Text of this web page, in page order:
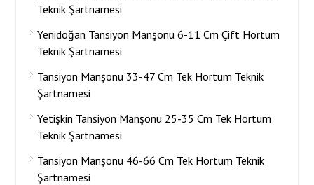
Teknik Şartnamesi
Yenidoğan Tansiyon Manşonu 6-11 Cm Çift Hortum
Teknik Şartnamesi
Tansiyon Manşonu 33-47 Cm Tek Hortum Teknik
Şartnamesi
Yetişkin Tansiyon Manşonu 25-35 Cm Tek Hortum
Teknik Şartnamesi
Tansiyon Manşonu 46-66 Cm Tek Hortum Teknik
Şartnamesi